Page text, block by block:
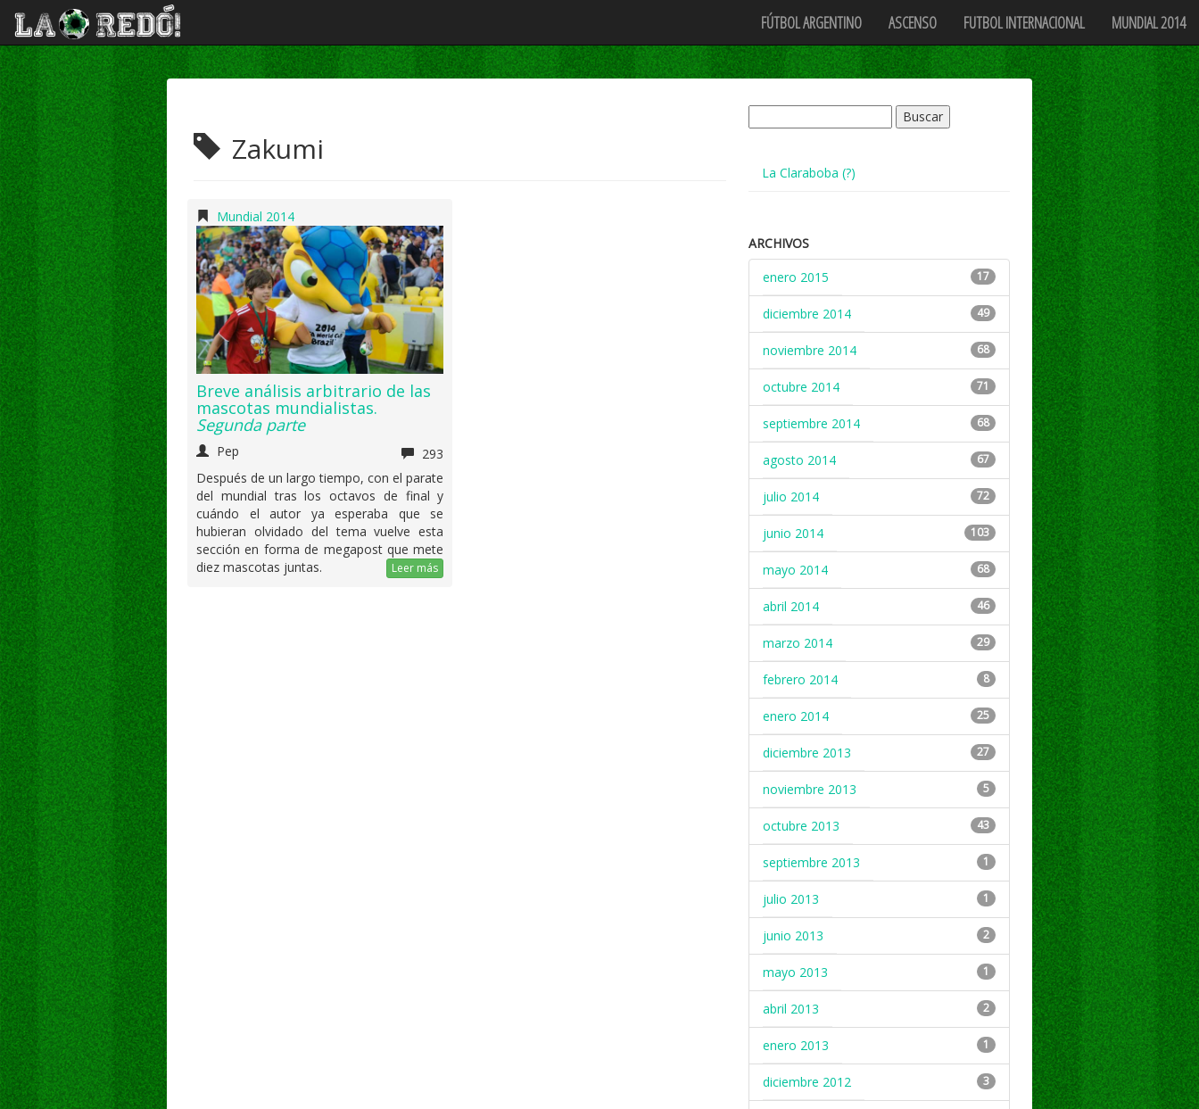
FÚTBOL ARGENTINO ASCENSO FUTBOL INTERNACIONAL MUNDIAL 2014
Zakumi
Mundial 2014
Breve análisis arbitrario de las
mascotas mundialistas.
Segunda parte
Pep
293
Después de un largo tiempo, con el parate
del mundial tras los octavos de final y
cuándo el autor ya esperaba que se
hubieran olvidado del tema vuelve esta
sección en forma de megapost que mete
diez mascotas juntas.
Leer más
La Claraboba (?)
ARCHIVOS
enero 2015
17
diciembre 2014 49
noviembre 2014 68
octubre 2014 71
septiembre 2014 68
agosto 2014 67
julio 2014 72
junio 2014 103
mayo 2014 68
abril 2014 46
marzo 2014 29
febrero 2014 8
enero 2014 25
diciembre 2013 27
noviembre 2013 5
octubre 2013 43
septiembre 2013 1
julio 2013 1
junio 2013 2
mayo 2013 1
abril 2013 2
enero 2013 1
diciembre 2012 3